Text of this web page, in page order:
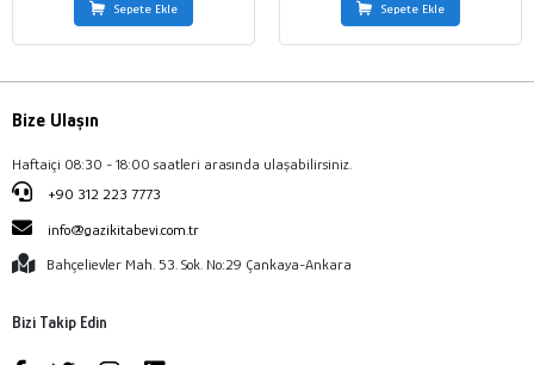
Sepete Ekle Sepete Ekle
Bize Ulaşın
Haftaiçi 08:30 - 18:00 saatleri arasında ulaşabilirsiniz.
+90 312 223 7773
info@gazikitabevi.com.tr
Bahçelievler Mah. 53. Sok. No:29 Çankaya-Ankara
Bizi Takip Edin